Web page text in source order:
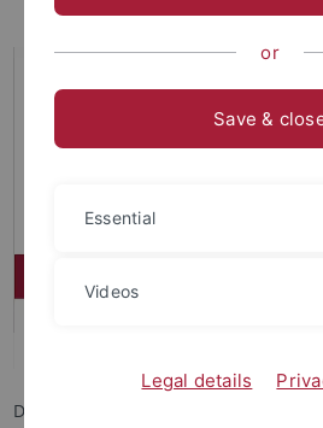
Die Vorlesung findet im Rahmen der
or
Save &
Essential
Videos
Legal details